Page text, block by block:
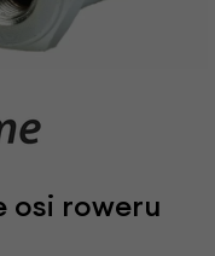
osi roweru